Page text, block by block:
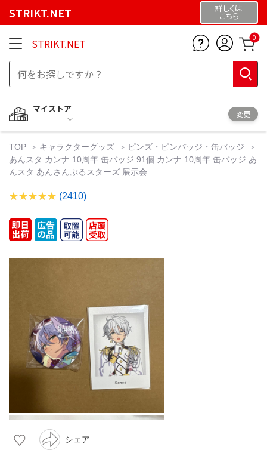
STRIKT.NET 詳しくは
こちら
STRIKT.NET 0
マイストア
変更
TOP キャラクターグッズ
ピンズ・ピンバッジ・缶バッジ
あんスタ カンナ 10周年 缶バッジ 91個 カンナ 10周年 缶バッジ あ
んスタ あんさんぶるスターズ 展示会
(2410)
シェア